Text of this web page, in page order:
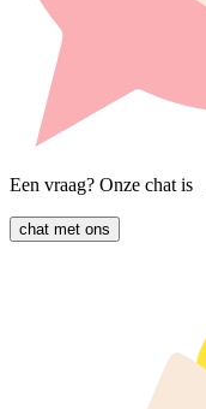
Een vraag? Onze chat
chat met ons